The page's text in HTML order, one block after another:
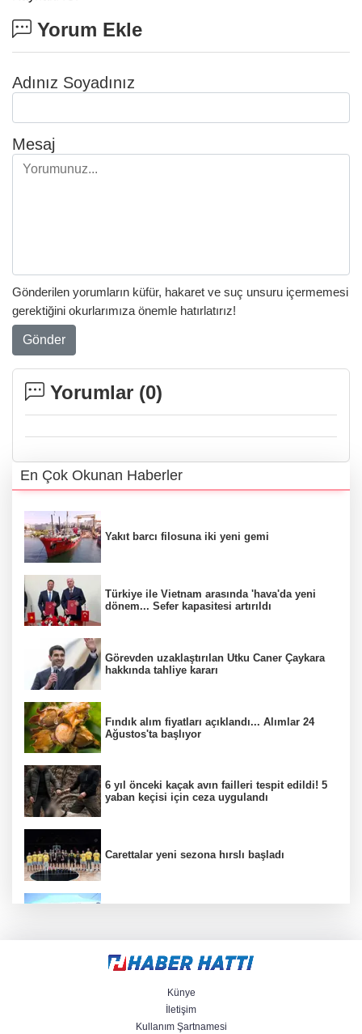
Yorum Ekle
Adınız Soyadınız
Mesaj
Gönderilen yorumların küfür, hakaret ve suç unsuru içermemesi
gerektiğini okurlarımıza önemle hatırlatırız!
Gönder
Yorumlar (0)
En Çok Okunan Haberler
Yakıt barcı filosuna iki yeni gemi
Türkiye ile Vietnam arasında 'hava'da yeni
dönem... Sefer kapasitesi artırıldı
Görevden uzaklaştırılan Utku Caner Çaykara
hakkında tahliye kararı
Fındık alım fiyatları açıklandı... Alımlar 24
Ağustos'ta başlıyor
6 yıl önceki kaçak avın failleri tespit edildi! 5
yaban keçisi için ceza uygulandı
Carettalar yeni sezona hırslı başladı
'silahsızlanma' vurgusu
Künye
İletişim
Kullanım Şartnamesi